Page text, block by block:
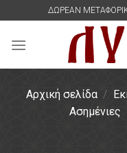
content
ΔΩΡΕΑΝ
Αρχική σελίδα /
Ασημένιες